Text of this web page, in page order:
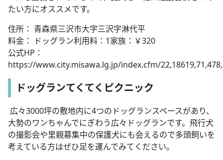
たい方にオススメです。
住所： 青森県三沢市大字三沢字淋代平
料金： ドッグラン利用料：1家族：￥320
公式HP：
https://www.city.misawa.lg.jp/index.cfm/
ドッグランてくてくピクニック
広々3000坪の敷地内に4つのドッグランスペースがあり、
大勢のワンちゃんでにぎわう広々ドッグランです。飛行犬
の撮影会や里親募集中の保護犬にも会えるので多頭飼いを
考えている方はぜひ足を運んでみてください。